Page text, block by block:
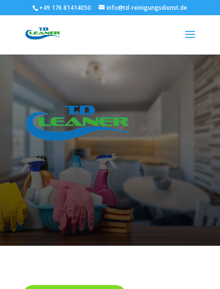
+49 176 81414050 info@td-reinigungsdienst.de